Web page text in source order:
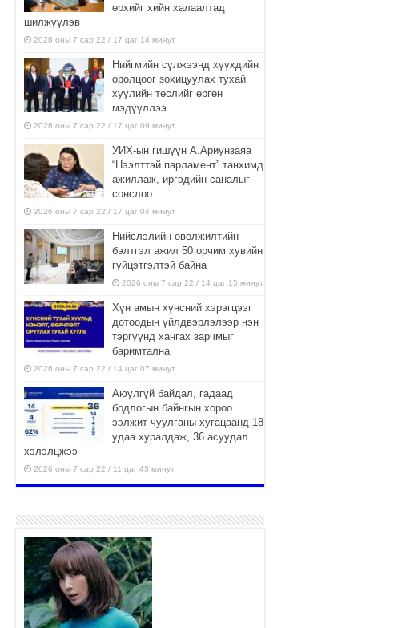
өрхийг хийн халаалтад
шилжүүлэв
2026 оны 7 сар 22 / 17 цаг 14 минут
Нийгмийн сүлжээнд хүүхдийн
оролцоог зохицуулах тухай
хуулийн төслийг өргөн
мэдүүллээ
2026 оны 7 сар 22 / 17 цаг 09 минут
УИХ-ын гишүүн А.Ариунзаяа
“Нээлттэй парламент” танхимд
ажиллаж, иргэдийн саналыг
сонслоо
2026 оны 7 сар 22 / 17 цаг 04 минут
Нийслэлийн өвөлжилтийн
бэлтгэл ажил 50 орчим хувийн
гүйцэтгэлтэй байна
2026 оны 7 сар 22 / 14 цаг 15 минут
Хүн амын хүнсний хэрэгцээг
дотоодын үйлдвэрлэлээр нэн
тэргүүнд хангах зарчмыг
баримтална
2026 оны 7 сар 22 / 14 цаг 07 минут
Аюулгүй байдал, гадаад
бодлогын байнгын хороо
ээлжит чуулганы хугацаанд 18
удаа хуралдаж, 36 асуудал
хэлэлцжээ
2026 оны 7 сар 22 / 11 цаг 43 минут
боломжтой-Хүүхэд хөгжүүлэх
төв” байгуулах төсөлд төр,
хувийн хэвшлийн түншлэлийн хүрээнд хамтран
ажиллахыг урьж байна
2026 оны 7 сар 22 / 9 цаг 28 минут
Б.Пүрэвдагва: “Урт цагаан”-ыг
залуучууд чөлөөт цагаа